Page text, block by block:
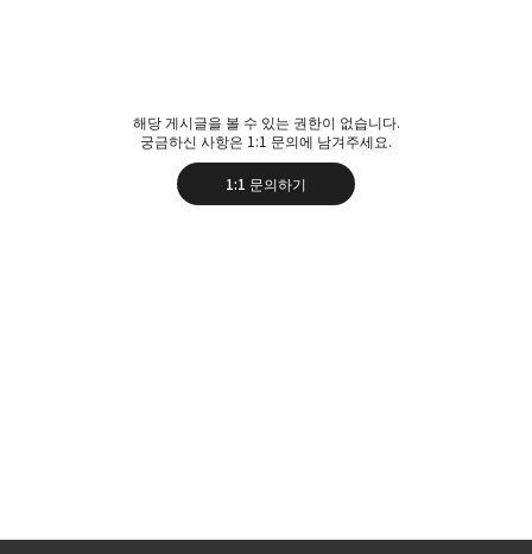
해당 게시글을 볼 수 있는 권한이 없습니다.
궁금하신 사항은 1:1 문의에 남겨주세요.
1:1 문의하기